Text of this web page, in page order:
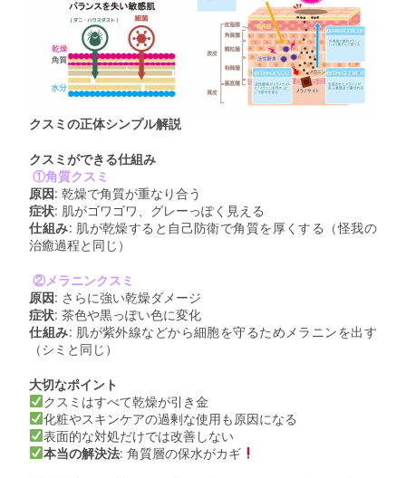
クスミの正体シンプル解説
クスミができる仕組み
①角質クスミ
原因: 乾燥で角質が重なり合う
症状: 肌がゴワゴワ、グレーっぽく見える
仕組み: 肌が乾燥すると自己防衛で角質を厚くする（怪我の
治癒過程と同じ）
②メラニンクスミ
原因: さらに強い乾燥ダメージ
症状: 茶色や黒っぽい色に変化
仕組み: 肌が紫外線などから細胞を守るためメラニンを出す
（シミと同じ）
大切なポイント
クスミはすべて乾燥が引き金
化粧やスキンケアの過剰な使用も原因になる
表面的な対処だけでは改善しない
本当の解決法: 角質層の保水がカギ